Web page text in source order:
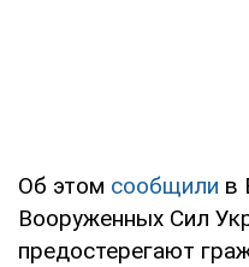
Об этом сообщили в
Вооруженных Сил
предостерегают